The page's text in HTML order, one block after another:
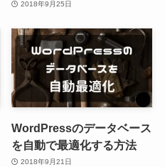
2018年9月25日
WordPressのデータベース
を自動で最適化する方法
2018年9月21日